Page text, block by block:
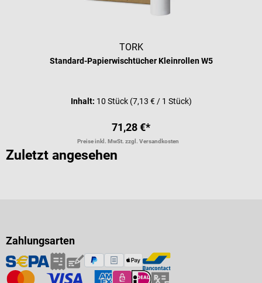
TORK
Standard-Papierwischtücher Kleinrollen W5
Inhalt: 10 Stück (7,13 € / 1 Stück)
71,28 €*
Preise inkl. MwSt. zzgl. Versandkosten
Zuletzt angesehen
Zahlungsarten